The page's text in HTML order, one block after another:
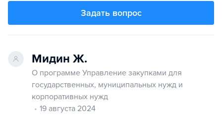
Задать вопрос
Мидин Ж.
О программе Управление закупками для
государственных, муниципальных нужд и
корпоративных нужд
19 августа 2024